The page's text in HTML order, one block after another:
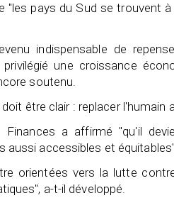
"les pays du Sud se trouvent
indispensable de
une croissance
soutenu.
être clair : replacer
a affirmé "qu'il
aussi accessibles et
orientées vers la lutte
a-t-il développé.